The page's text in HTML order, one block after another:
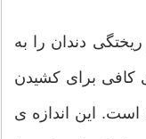
دندان را به
کافی برای کشیدن
است. این اندازه ی